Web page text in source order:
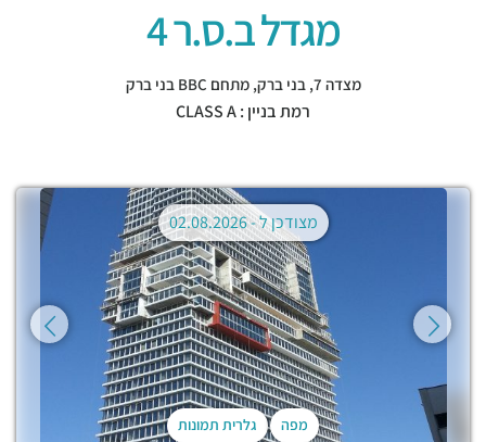
מגדל ב.ס.ר 4
מצדה 7, בני ברק,מתחם BBC בני ברק
רמת בניין : CLASS A
מפה גלרית תמונות
מצודכן ל -02.08.2026